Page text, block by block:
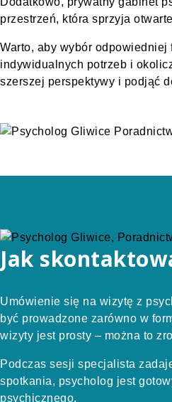
przestrzeń, która sprzyja
Warto, aby wybór odpowiedniej
indywidualnych potrzeb i
szerszej perspektywy i podjąć
Jak
Umówienie się na wizytę z
być prowadzone zarówno w
wizyty jest prosty – można to
Podczas sesji specjalista
spotkania, psycholog jest
psychicznego.